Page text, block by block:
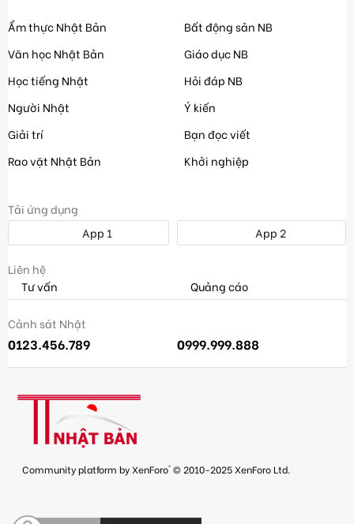
Ẩm thực Nhật Bản
Văn học Nhật Bản
Học tiếng Nhật
Người Nhật
Giải trí
Rao vặt Nhật Bản
Bất động sản NB
Giáo dục NB
Hỏi đáp NB
Ý kiến
Bạn đọc viết
Khởi nghiệp
Tải ứng dụng
App 1
App 2
Liên hệ
Tư vấn
Quảng cáo
Cảnh sát Nhật
0123.456.789 0999.999.888
Community platform by XenForo® © 2010-2025 XenForo Ltd.